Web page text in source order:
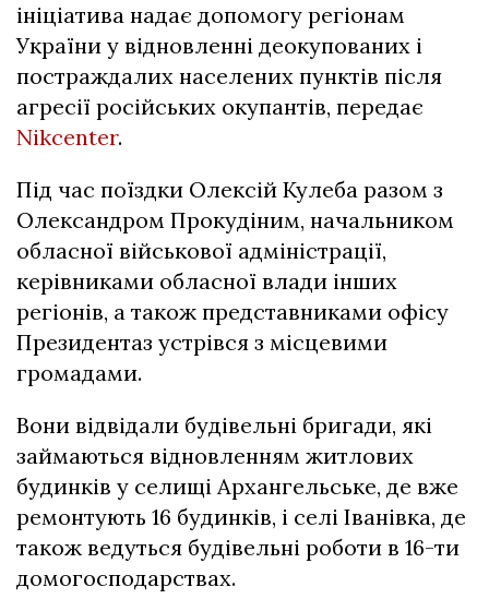
ініціатива надає допомогу регіонам
України у відновленні деокупованих і
постраждалих населених пунктів після
агресії російських окупантів, передає
Nikcenter.
Під час поїздки Олексій Кулеба разом з
Олександром Прокудіним, начальником
обласної військової адміністрації,
керівниками обласної влади інших
регіонів, а також представниками офісу
Президентаз устрівся з місцевими
громадами.
Вони відвідали будівельні бригади, які
займаються відновленням житлових
будинків у селищі Архангельське, де вже
ремонтують 16 будинків, і селі Іванівка, де
також ведуться будівельні роботи в 16-ти
домогосподарствах.